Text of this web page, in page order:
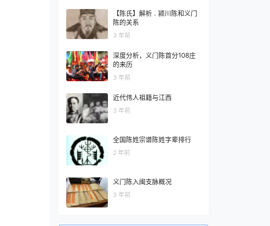
【陈氏】解析 . 颍川陈和义门
陈的关系
3 年前
深度分析，义门陈首分108庄
的来历
3 年前
近代伟人祖籍与江西
3 年前
全国陈姓宗谱陈姓字辈排行
2 年前
义门陈入闽支脉概况
3 年前